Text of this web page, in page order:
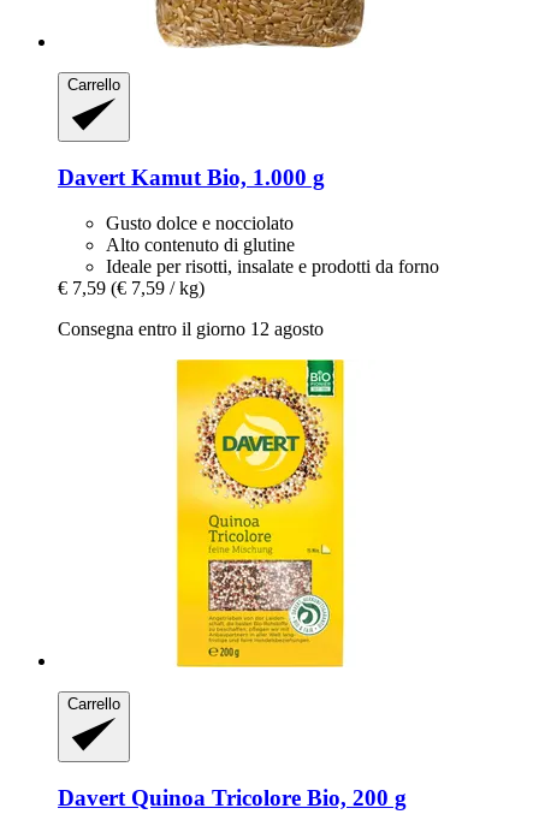
Carrello
Davert Kamut Bio, 1.000 g
Gusto dolce e nocciolato
Alto contenuto di glutine
Ideale per risotti, insalate e prodotti da forno
€ 7,59 (€ 7,59 / kg)
Consegna entro il giorno 12 agosto
Carrello
Davert Quinoa Tricolore Bio, 200 g